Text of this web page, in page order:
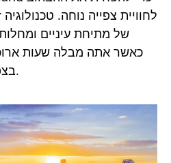
לחוויית צפייה נוחה.
של מתיחת עיניים
כאשר אתה מבלה שעות
בצפייה בסרטונים מועדפים.